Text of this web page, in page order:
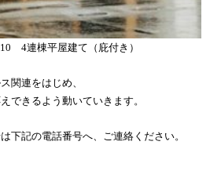
4連棟平屋建て（庇付き）
関連をはじめ、
できるよう動いていきます。
下記の電話番号へ、ご連絡ください。